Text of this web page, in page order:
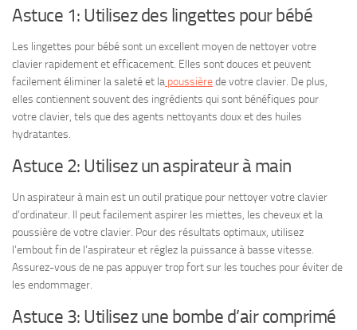
Astuce 1: Utilisez des lingettes pour bébé
Les lingettes pour bébé sont un excellent moyen de nettoyer votre
clavier rapidement et efficacement. Elles sont douces et peuvent
facilement éliminer la saleté et la poussièrede votre clavier. De plus,
elles contiennent souvent des ingrédients qui sont bénéfiques pour
votre clavier, tels que des agents nettoyants doux et des huiles
hydratantes.
Astuce 2: Utilisez un aspirateur à main
Un aspirateur à main est un outil pratique pour nettoyer votre clavier
d’ordinateur. Il peut facilement aspirer les miettes, les cheveux et la
poussière de votre clavier. Pour des résultats optimaux, utilisez
l’embout fin de l’aspirateur et réglez la puissance à basse vitesse.
Assurez-vous de ne pas appuyer trop fort sur les touches pour éviter de
les endommager.
Astuce 3: Utilisez une bombe d’air comprimé